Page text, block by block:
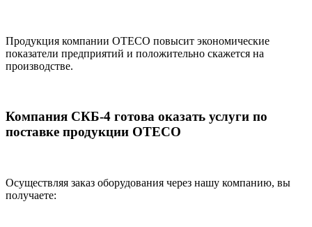
Продукция компании OTECO повысит экономические
показатели предприятий и положительно скажется на
производстве.
Компания СКБ-4 готова оказать услуги по
поставке продукции OTECO
Осуществляя заказ оборудования через нашу компанию, вы
получаете: